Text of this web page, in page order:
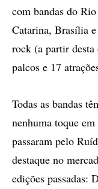
com bandas do
Catarina, Brasília
rock (a partir desta
palcos e 17
Todas as bandas
nenhuma toque
passaram pelo
destaque no
edições passadas: